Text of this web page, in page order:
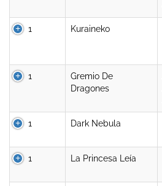
1 Kuraineko
1
Gremio De
Dragones
1 Dark Nebula
1 La Princesa Leía